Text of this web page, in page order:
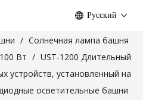
Pусский
/ Солнечная лампа башня
Вт / UST-1200 Длительный
устройств, установленный на
осветительные башни